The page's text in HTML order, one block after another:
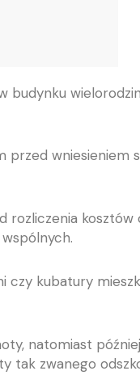
budynku
przed wniesieniem
kosztów
czy kubatury
natomiast
tak zwanego